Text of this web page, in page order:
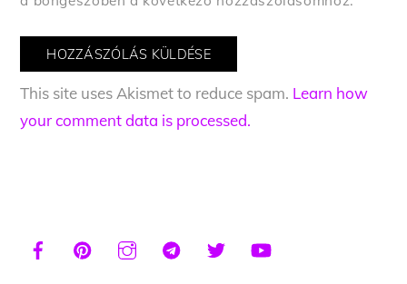
This site uses Akismet to reduce spam. Learn how
your comment data is processed.